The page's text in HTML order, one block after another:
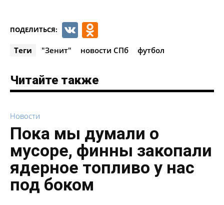
ПОДЕЛИТЬСЯ: VK
Теги "Зенит" новости СПб футбол
Читайте также
Новости
Пока мы думали о
мусоре, финны закопали
ядерное топливо у нас
под боком